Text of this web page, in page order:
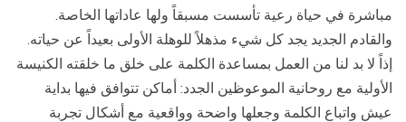
مباشرة في حياة رعية تأسست مسبقاً ولها عاداتها الخاصة.
والقادم الجديد يجد كل شيء مذهلاً للوهلة الأولى بعيداً عن حياته.
إذاً لا بد لنا من العمل بمساعدة الكلمة على خلق ما خلقته الكنيسة
الأولية مع روحانية الموعوظين الجدد: أماكن تتوافق فيها بداية
عيش واتباع الكلمة وجعلها واضحة وواقعية مع أشكال تجربة